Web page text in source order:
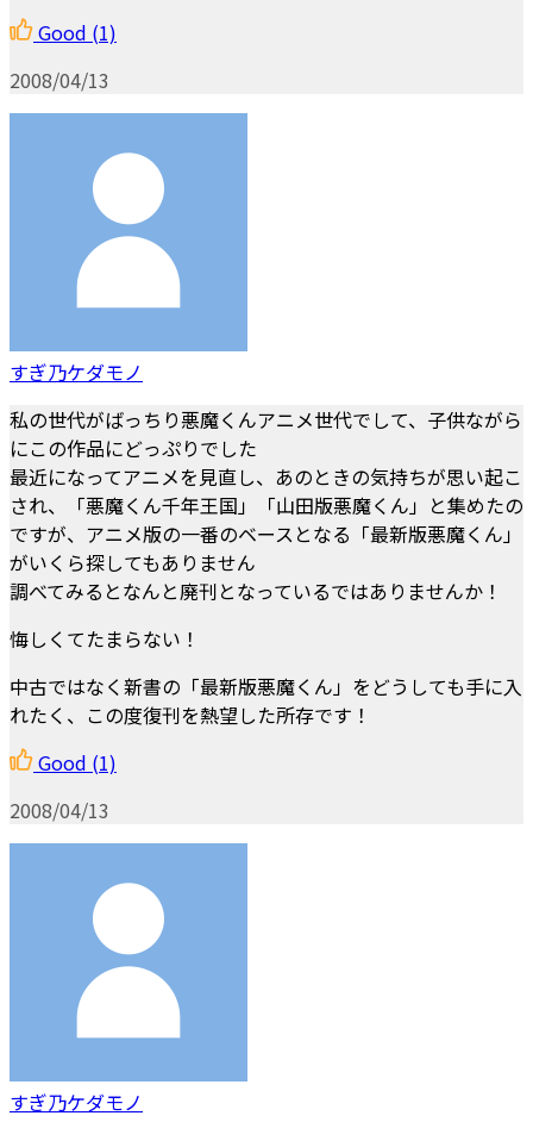
Good (1)
2008/04/13
すぎ乃ケダモノ
私の世代がばっちり悪魔くんアニメ世代でして、子供ながら
にこの作品にどっぷりでした
最近になってアニメを見直し、あのときの気持ちが思い起こ
され、「悪魔くん千年王国」「山田版悪魔くん」と集めたの
ですが、アニメ版の一番のベースとなる「最新版悪魔くん」
がいくら探してもありません
調べてみるとなんと廃刊となっているではありませんか！
悔しくてたまらない！
中古ではなく新書の「最新版悪魔くん」をどうしても手に入
れたく、この度復刊を熱望した所存です！
Good (1)
2008/04/13
すぎ乃ケダモノ